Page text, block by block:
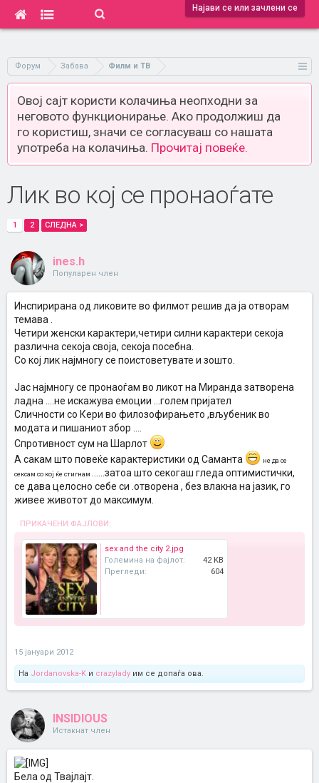
Најави се или зачлени се
Форум Забава Филм и ТВ
Овој сајт користи колачиња неопходни за
неговото функционирање. Ако продолжиш да
го користиш, значи се согласуваш со нашата
употреба на колачиња. Прочитај повеќе.
Лик во кој се пронаоѓате
1 2 СЛЕДНА >
ines.h
Популарен член
Инспирирана од ликовите во филмот решив да ја отворам
темава .
Четири женски карактери,четири силни карактери секоја
различна секоја своја, секоја посебна.
Со кој лик најмногу се поистоветувате и зошто.
Јас најмногу се пронаоѓам во ликот на Миранда затворена
ладна ....не искажува емоции ...голем пријател
Сличности со Кери во филозофирањето ,вљубеник во
модата и пишаниот збор ....
Спротивност сум на Шарлот
А сакам што повеќе карактеристики од Саманта
не да се
сексам со кој ќе стигнам
......затоа што секогаш гледа оптимистички,
се дава целосно себе си .отворена , без влакна на јазик, го
живее животот до максимум.
ПРИКАЧЕНИ ФАЈЛОВИ:
sex and the city 2.jpg
Големина на фајлот:
42 KB
Прегледи:
604
15 јануари 2012
На Jordanovska-K и crazylady им се допаѓа ова.
INSIDIOUS
Истакнат член
Бела од Твајлајт.